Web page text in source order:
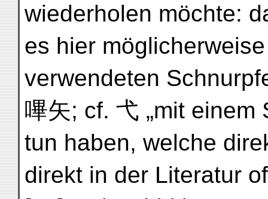
wiederholen möchte:
es hier
verwendeten
嗶矢; cf. 弋 „mit
tun haben, welche
direkt in der Literatur